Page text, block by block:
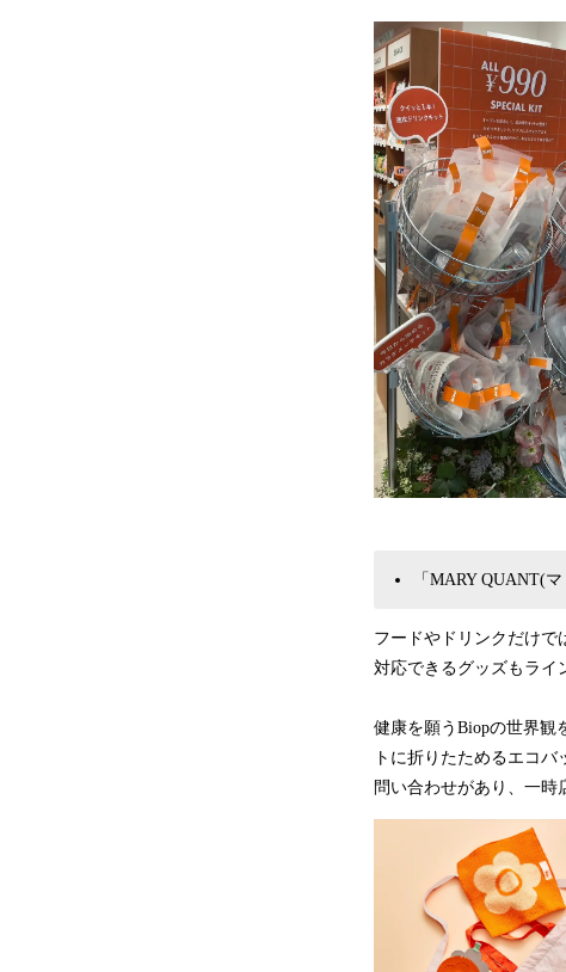
「MARY QUANT(
フードやドリンクだけで
対応できるグッズもライ
健康を願うBiopの世界観
トに折りたためるエコ
問い合わせがあり、一時